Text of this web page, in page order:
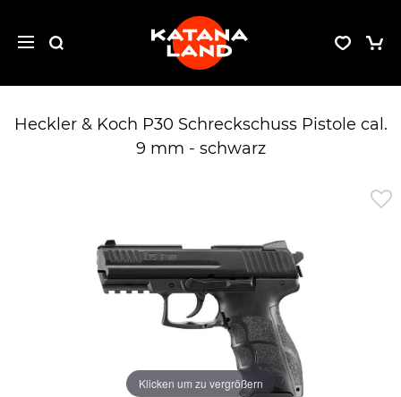
Heckler & Koch P30 Schreckschuss Pistole cal.
9 mm - schwarz
Klicken um zu vergrößern